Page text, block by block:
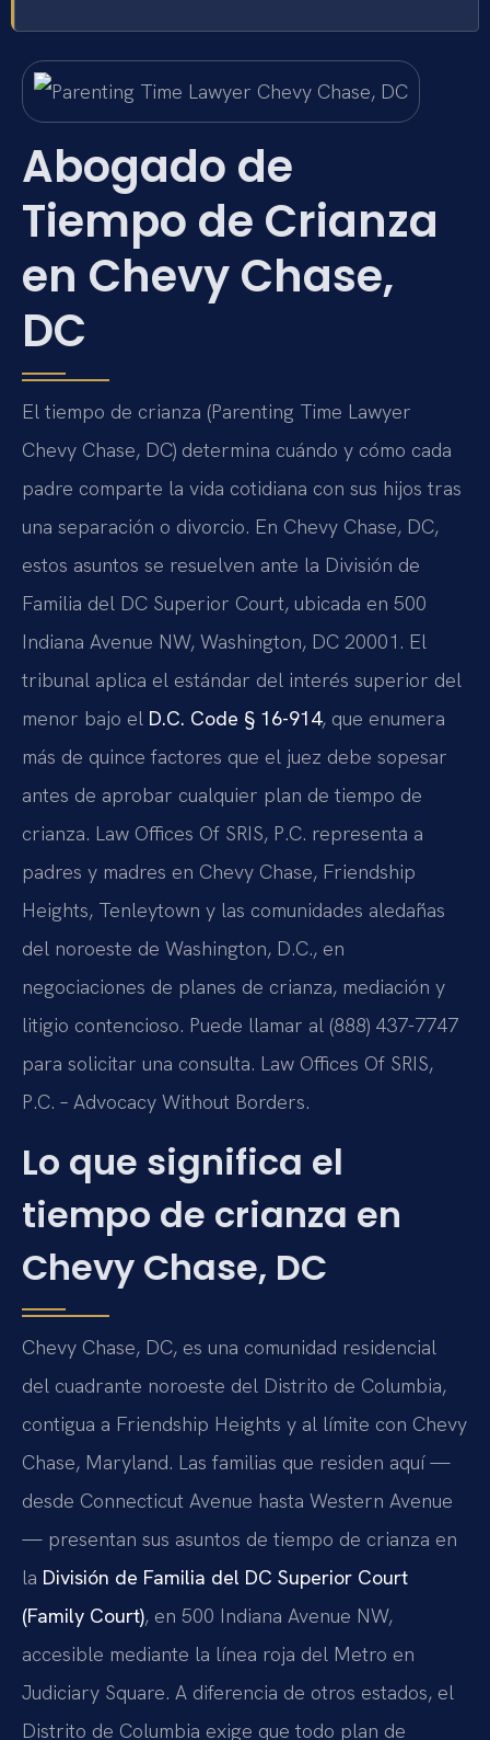
Abogado de
Tiempo de Crianza
en Chevy Chase,
DC
El tiempo de crianza (Parenting Time Lawyer
Chevy Chase, DC) determina cuándo y cómo cada
padre comparte la vida cotidiana con sus hijos tras
una separación o divorcio. En Chevy Chase, DC,
estos asuntos se resuelven ante la División de
Familia del DC Superior Court, ubicada en 500
Indiana Avenue NW, Washington, DC 20001. El
tribunal aplica el estándar del interés superior del
menor bajo el D.C. Code § 16-914, que enumera
más de quince factores que el juez debe sopesar
antes de aprobar cualquier plan de tiempo de
crianza. Law Offices Of SRIS, P.C. representa a
padres y madres en Chevy Chase, Friendship
Heights, Tenleytown y las comunidades aledañas
del noroeste de Washington, D.C., en
negociaciones de planes de crianza, mediación y
litigio contencioso. Puede llamar al (888) 437-7747
para solicitar una consulta. Law Offices Of SRIS,
P.C. – Advocacy Without Borders.
Lo que significa el
tiempo de crianza en
Chevy Chase, DC
Chevy Chase, DC, es una comunidad residencial
del cuadrante noroeste del Distrito de Columbia,
contigua a Friendship Heights y al límite con Chevy
Chase, Maryland. Las familias que residen aquí —
desde Connecticut Avenue hasta Western Avenue
— presentan sus asuntos de tiempo de crianza en
la División de Familia del DC Superior Court
(Family Court), en 500 Indiana Avenue NW,
accesible mediante la línea roja del Metro en
Judiciary Square. A diferencia de otros estados, el
Distrito de Columbia exige que todo plan de